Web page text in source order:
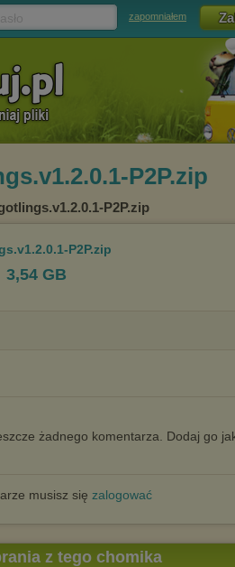
zapomniałem
P2P.zip
P2P.zip
P2P.zip
3,54 GB
żadnego komentarza. Dodaj go
musisz się zalogować
z tego chomika